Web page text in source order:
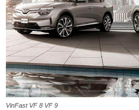
VinFast VF 8 VF 9